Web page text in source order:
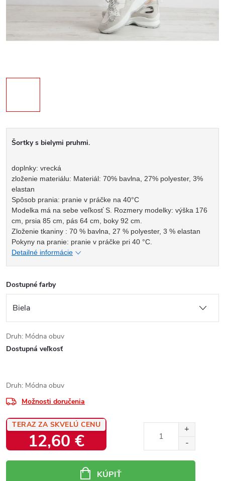
Šortky s bielymi pruhmi.
doplnky: vrecká
zloženie materiálu: Materiál: 70% bavlna, 27% polyester, 3%
elastan
Spôsob prania: pranie v práčke na 40°C
Modelka má na sebe veľkosť S. Rozmery modelky: výška 176
cm, prsia 85 cm, pás 64 cm, boky 92 cm.
Zloženie tkaniny : 70 % bavlna, 27 % polyester, 3 % elastan
Pokyny na pranie: pranie v práčke pri 40 °C.
Detailné informácie
Dostupné farby
Druh: Módna obuv
Dostupná veľkosť
Druh: Módna obuv
Možnosti doručenia
TERAZ ZA SKVELÚ CENU
12,60 €
KÚPIŤ